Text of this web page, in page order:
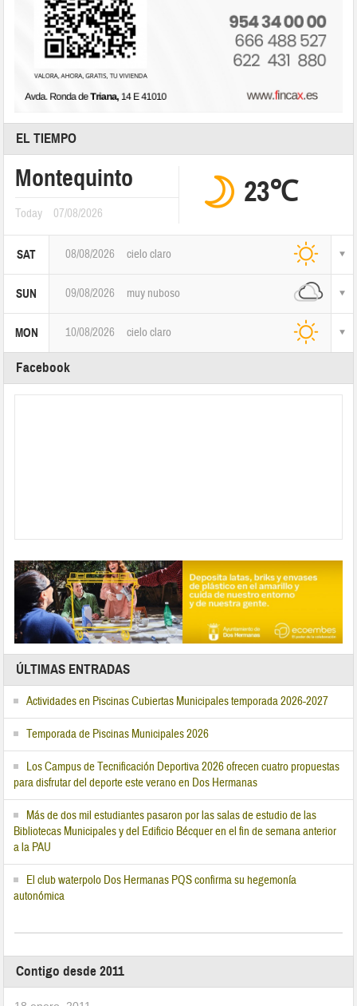
EL TIEMPO
Montequinto
Today 07/08/2026
23℃
SAT 08/08/2026 cielo claro
SUN 09/08/2026 muy nuboso
MON 10/08/2026 cielo claro
Facebook
ÚLTIMAS ENTRADAS
Actividades en Piscinas Cubiertas Municipales temporada 2026-2027
Temporada de Piscinas Municipales 2026
Los Campus de Tecnificación Deportiva 2026 ofrecen cuatro propuestas
para disfrutar del deporte este verano en Dos Hermanas
Más de dos mil estudiantes pasaron por las salas de estudio de las
Bibliotecas Municipales y del Edificio Bécquer en el fin de semana anterior
a la PAU
El club waterpolo Dos Hermanas PQS confirma su hegemonía
autonómica
Contigo desde 2011